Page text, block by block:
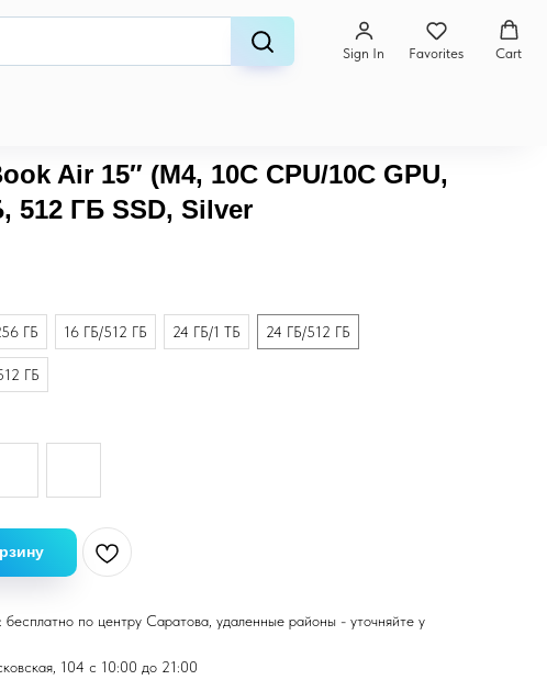
Sign In Favorites Cart
Air 15″ (M4, 10C CPU/10C GPU,
512 ГБ SSD, Silver
ГБ 16 ГБ/512 ГБ 24 ГБ/1 ТБ 24 ГБ/512 ГБ
ГБ
бесплатно по центру Саратова, удаленные районы - уточняйте у
104 с 10:00 до 21:00